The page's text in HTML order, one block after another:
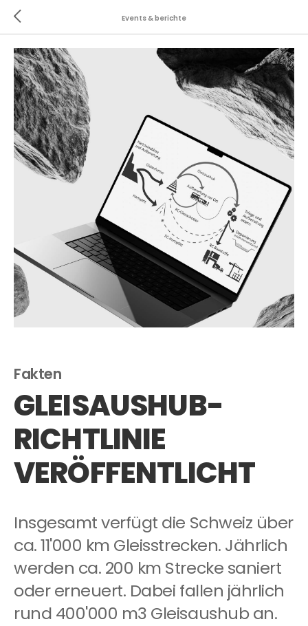
Events & berichte
Fakten
GLEISAUSHUB-
RICHTLINIE
VERÖFFENTLICHT
Insgesamt verfügt die Schweiz über
ca. 11'000 km Gleisstrecken. Jährlich
werden ca. 200 km Strecke saniert
oder erneuert. Dabei fallen jährlich
rund 400'000 m3 Gleisaushub an.